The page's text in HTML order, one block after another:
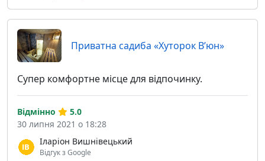
Приватна садиба «Хуторок В’юн»
Супер комфортне місце для відпочинку.
Іларіон Вишнівецький
Відгук з Google
Відмінно
5.0
30 липня 2021 о 18:28